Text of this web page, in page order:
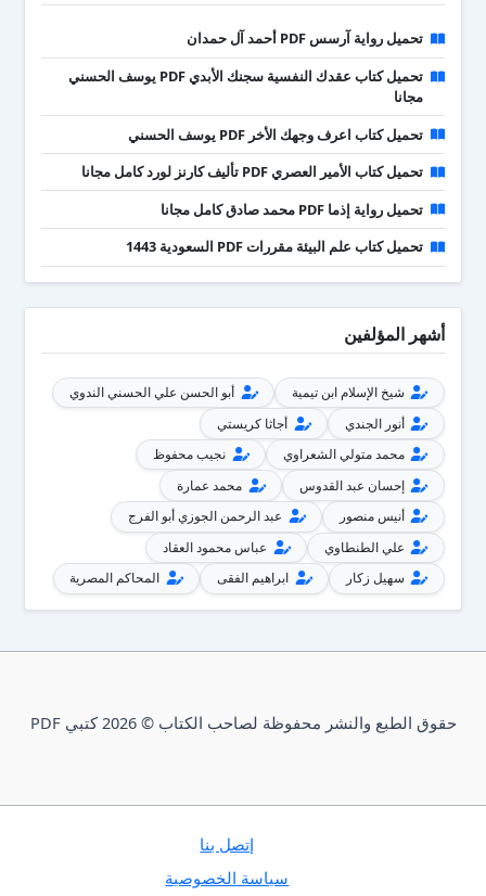
تحميل رواية آرسس PDF أحمد آل حمدان
تحميل كتاب عقدك النفسية سجنك الأبدي PDF يوسف الحسني
مجانا
تحميل كتاب اعرف وجهك الأخر PDF يوسف الحسني
تحميل كتاب الأمير العصري PDF تأليف كارنز لورد كامل مجانا
تحميل رواية إذما PDF محمد صادق كامل مجانا
تحميل كتاب علم البيئة مقررات PDF السعودية 1443
أشهر المؤلفين
شيخ الإسلام ابن تيمية
أبو الحسن علي الحسني الندوي
أنور الجندي
أجاثا كريستي
محمد متولي الشعراوي
نجيب محفوظ
إحسان عبد القدوس
محمد عمارة
أنيس منصور
عبد الرحمن الجوزي أبو الفرج
علي الطنطاوي
عباس محمود العقاد
سهيل زكار
ابراهيم الفقى المحاكم المصرية
حقوق الطبع والنشر محفوظة لصاحب الكتاب © 2026 كتبي PDF
إتصل بنا
سياسة الخصوصية